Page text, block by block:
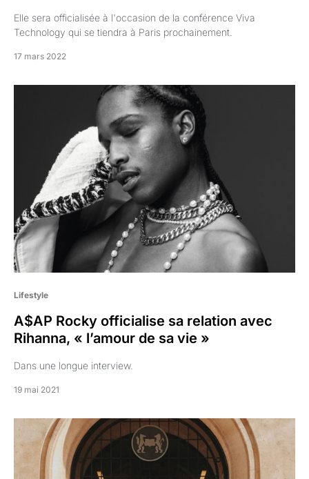
Elle sera officialisée à l'occasion de la conférence Viva
Technology qui se tiendra à Paris prochainement.
17 mars 2022
Lifestyle
A$AP Rocky officialise sa relation avec
Rihanna, « l’amour de sa vie »
Dans une longue interview.
19 mai 2021